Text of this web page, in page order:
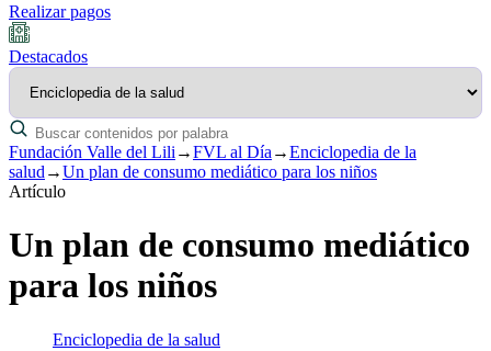
Realizar pagos
Destacados
Fundación Valle del Lili →FVL al Día →Enciclopedia de la
salud →Un plan de consumo mediático para los niños
Artículo
Un plan de consumo mediático
para los niños
Enciclopedia de la salud